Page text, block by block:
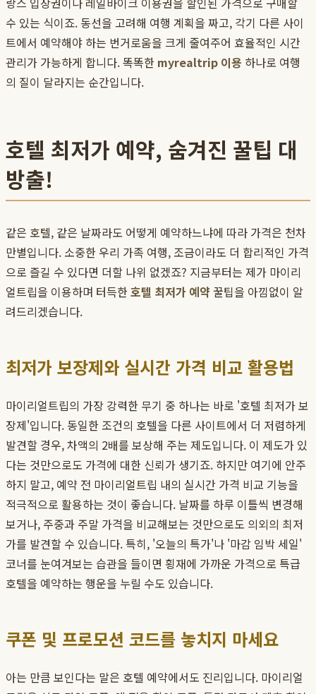
수 있는 식이죠. 동선을 고려해 여행 계획을 짜고, 각기 다른 사이
트에서 예약해야 하는 번거로움을 크게 줄여주어 효율적인 시간
관리가 가능하게 합니다. 똑똑한 myrealtrip 이용 하나로 여행
의 질이 달라지는 순간입니다.
호텔 최저가 예약, 숨겨진 꿀팁 대
방출!
같은 호텔, 같은 날짜라도 어떻게 예약하느냐에 따라 가격은 천차
만별입니다. 소중한 우리 가족 여행, 조금이라도 더 합리적인 가격
으로 즐길 수 있다면 더할 나위 없겠죠? 지금부터는 제가 마이리
얼트립을 이용하며 터득한호텔 최저가 예약 꿀팁을 아낌없이 알
려드리겠습니다.
최저가 보장제와 실시간 가격 비교 활용법
마이리얼트립의 가장 강력한 무기 중 하나는 바로 '호텔 최저가 보
장제'입니다. 동일한 조건의 호텔을 다른 사이트에서 더 저렴하게
발견할 경우, 차액의 2배를 보상해 주는 제도입니다. 이 제도가 있
다는 것만으로도 가격에 대한 신뢰가 생기죠. 하지만 여기에 안주
하지 말고, 예약 전 마이리얼트립 내의 실시간 가격 비교 기능을
적극적으로 활용하는 것이 좋습니다. 날짜를 하루 이틀씩 변경해
보거나, 주중과 주말 가격을 비교해보는 것만으로도 의외의 최저
가를 발견할 수 있습니다. 특히, '오늘의 특가'나 '마감 임박 세일'
코너를 눈여겨보는 습관을 들이면 횡재에 가까운 가격으로 특급
호텔을 예약하는 행운을 누릴 수도 있습니다.
쿠폰 및 프로모션 코드를 놓치지 마세요
아는 만큼 보인다는 말은 호텔 예약에서도 진리입니다. 마이리얼